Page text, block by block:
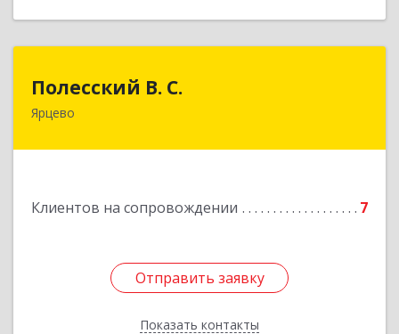
Полесский В. С.
Ярцево
Клиентов на сопровождении 7
Отправить заявку
Показать контакты
Отправить заявку
Назад